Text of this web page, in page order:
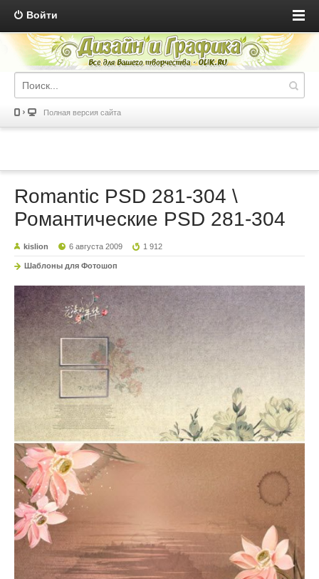
Войти
Полная версия сайта
Romantic PSD 281-304 \
Романтические PSD 281-304
kislion 6 августа 2009 1 912
Шаблоны для Фотошоп